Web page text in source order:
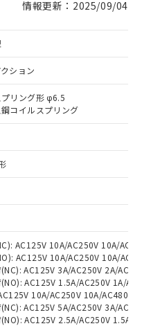
情報更新：2025/09/04
ション
リング形 φ6.5
コイルスプリング
AC125V 10A/AC250V 10A/
AC125V 10A/AC250V 10A/
AC125V 3A/AC250V 2A/
AC125V 1.5A/AC250V 1A/
10A/AC250V 10A/AC480V
AC125V 5A/AC250V 3A/
AC125V 2.5A/AC250V 1.5A/